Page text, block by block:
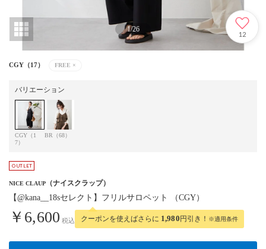
1/26
12
CGY（17） FREE ×
バリエーション
CGY（1
7）
BR（68）
NICE CLAUP （ナイスクラップ）
【@kana__18sセレクト】フリルサロペット （CGY）
￥6,600 税込 クーポンを使えばさらに 1,980円引き！ ※適用条件